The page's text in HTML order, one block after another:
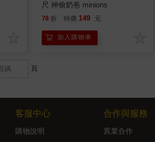
尺 神偷奶爸 minions
78 折 特價 149 元
加入購物車
頁
客服中心
購物說明
合作與服務
異業合作